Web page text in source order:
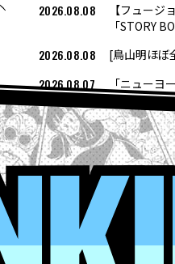
2026.08.08
【フュー
「STORY
2026.08.08 [鳥山明ほ
2026.08.07 「ニューヨ
2026.08.06
“大きいサ
発売決定!!
2026.08.04 『ドラゴン
2026.08.04 【フュー
2026.08.04 ウィークリ
2026.08.04 最強ジャン